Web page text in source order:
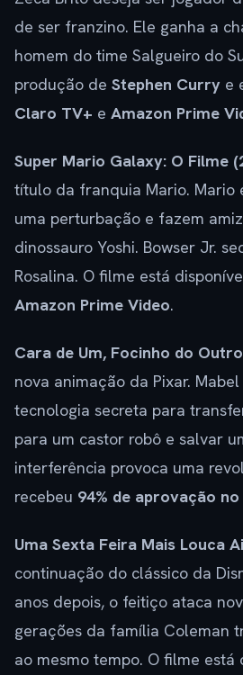
de ser franzino. Ele ganha a
homem do time Salgueiro do
produção de Stephen Curry e
Claro TV+ e Amazon Prime
Super Mario Galaxy: O Filme
título da franquia Mario. Mario
uma perturbação e fazem
dinossauro Yoshi. Bowser Jr.
Rosalina. O filme está
Amazon Prime Video.
Cara de Um, Focinho do
nova animação da Pixar.
tecnologia secreta para
para um castor robô e salvar
interferência provoca uma
recebeu 94% de aprovação
Uma Sexta Feira Mais Louca
continuação do clássico da
anos depois, o feitiço ataca
gerações da família Coleman
ao mesmo tempo. O filme está